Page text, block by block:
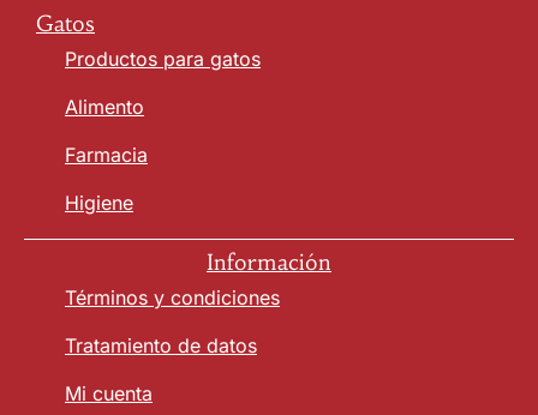
Gatos
Productos para gatos
Alimento
Farmacia
Higiene
Información
Términos y condiciones
Tratamiento de datos
Mi cuenta